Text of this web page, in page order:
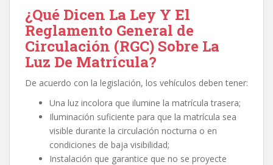
¿Qué Dicen La Ley Y El
Reglamento General de
Circulación (RGC) Sobre La
Luz De Matrícula?
De acuerdo con la legislación, los vehículos deben tener:
Una luz incolora que ilumine la matrícula trasera;
Iluminación suficiente para que la matrícula sea
visible durante la circulación nocturna o en
condiciones de baja visibilidad;
Instalación que garantice que no se proyecte